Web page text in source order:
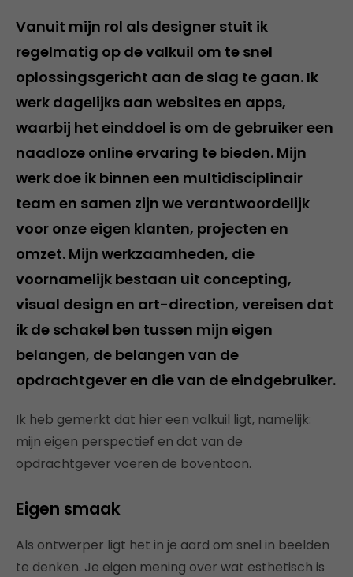
Vanuit mijn rol als designer stuit ik
regelmatig op de valkuil om te snel
oplossingsgericht aan de slag te gaan. Ik
werk dagelijks aan websites en apps,
waarbij het einddoel is om de gebruiker een
naadloze online ervaring te bieden. Mijn
werk doe ik binnen een multidisciplinair
team en samen zijn we verantwoordelijk
voor onze eigen klanten, projecten en
omzet. Mijn werkzaamheden, die
voornamelijk bestaan uit concepting,
visual design en art-direction, vereisen dat
ik de schakel ben tussen mijn eigen
belangen, de belangen van de
opdrachtgever en die van de eindgebruiker.
Ik heb gemerkt dat hier een valkuil ligt, namelijk:
mijn eigen perspectief en dat van de
opdrachtgever voeren de boventoon.
Eigen smaak
Als ontwerper ligt het in je aard om snel in beelden
te denken. Je eigen mening over wat esthetisch is